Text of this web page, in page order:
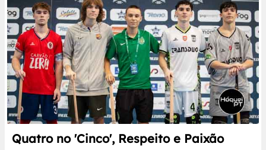
Quatro no 'Cinco', Respeito e Paixão